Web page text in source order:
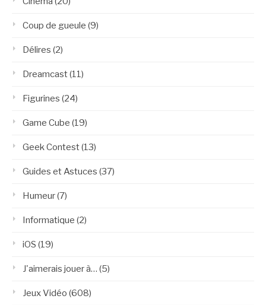
Coup de gueule (9)
Délires (2)
Dreamcast(11)
Figurines (24)
Game Cube (19)
Geek Contest(13)
Guides et Astuces (37)
Humeur(7)
Informatique (2)
iOS (19)
J'aimerais jouer à… (5)
Jeux Vidéo (608)